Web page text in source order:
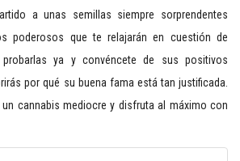
a unas semillas siempre sorprendentes
poderosos que te relajarán en cuestión de
ya y convéncete de sus positivos
por qué su buena fama está tan justificada.
cannabis mediocre y disfruta al máximo con